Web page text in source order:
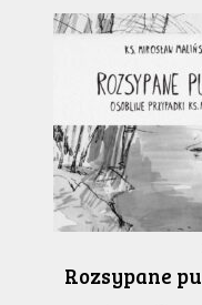
Rozsypane